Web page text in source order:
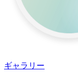
ギャラリー